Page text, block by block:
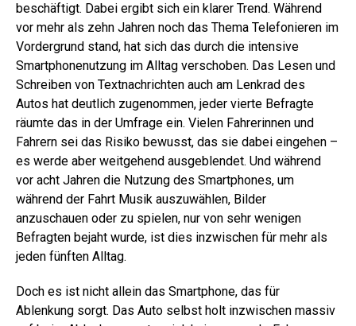
beschäftigt. Dabei ergibt sich ein klarer Trend. Während
vor mehr als zehn Jahren noch das Thema Telefonieren im
Vordergrund stand, hat sich das durch die intensive
Smartphonenutzung im Alltag verschoben. Das Lesen und
Schreiben von Textnachrichten auch am Lenkrad des
Autos hat deutlich zugenommen, jeder vierte Befragte
räumte das in der Umfrage ein. Vielen Fahrerinnen und
Fahrern sei das Risiko bewusst, das sie dabei eingehen –
es werde aber weitgehend ausgeblendet. Und während
vor acht Jahren die Nutzung des Smartphones, um
während der Fahrt Musik auszuwählen, Bilder
anzuschauen oder zu spielen, nur von sehr wenigen
Befragten bejaht wurde, ist dies inzwischen für mehr als
jeden fünften Alltag.
Doch es ist nicht allein das Smartphone, das für
Ablenkung sorgt. Das Auto selbst holt inzwischen massiv